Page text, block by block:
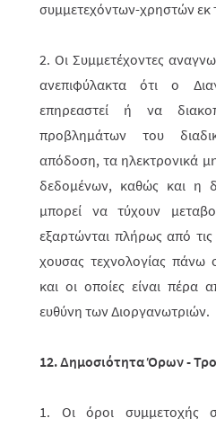
συμμετεχόντων-χρηστών εκ
2. Οι Συμμετέχοντες
ανεπιφύλακτα ότι ο
επηρεαστεί ή να
προβλημάτων του
απόδοση, τα ηλεκτρονικά
δεδομένων, καθώς και η
μπορεί να τύχουν
εξαρτώνται πλήρως από
χου­σας τεχνολογίας πάνω
και οι οποίες είναι πέρα
ευθύνη των Διοργανωτριών.
12. Δημοσιότητα Όρων -
1. Οι όροι συμμετοχής